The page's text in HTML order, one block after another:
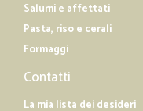
Salumi e affettati
Pasta, riso e cerali
Formaggi
Contatti
La mia lista dei desideri